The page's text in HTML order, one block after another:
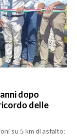
dopo
delle
su 5 km di asfalto: